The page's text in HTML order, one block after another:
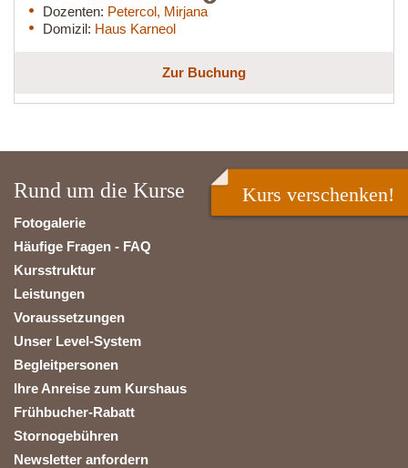
Dozenten: Petercol, Mirjana
Domizil: Haus Karneol
Zur Buchung
Rund um die Kurse
Fotogalerie
Häufige Fragen - FAQ
Kursstruktur
Leistungen
Voraussetzungen
Unser Level-System
Begleitpersonen
Ihre Anreise zum Kurshaus
Frühbucher-Rabatt
Stornogebühren
Newsletter anfordern
Kurs verschenken!